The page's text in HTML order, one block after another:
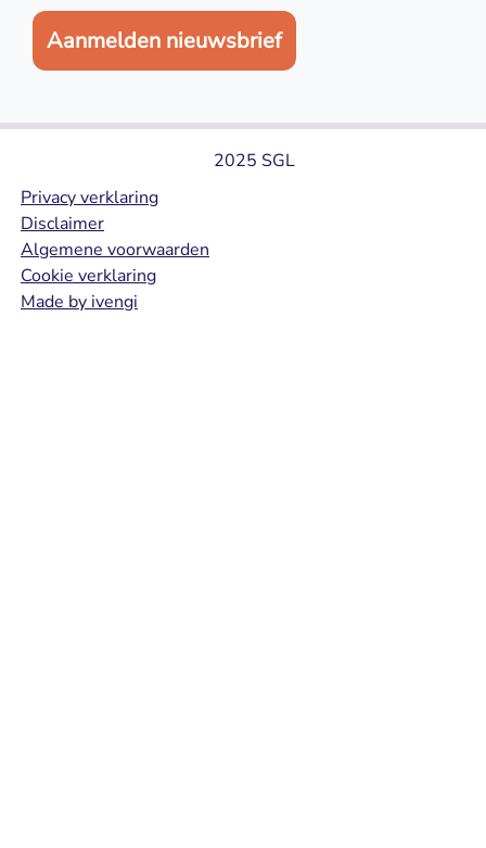
Aanmelden nieuwsbrief
2025 SGL
Privacy verklaring
Disclaimer
Algemene voorwaarden
Cookie verklaring
Made by ivengi